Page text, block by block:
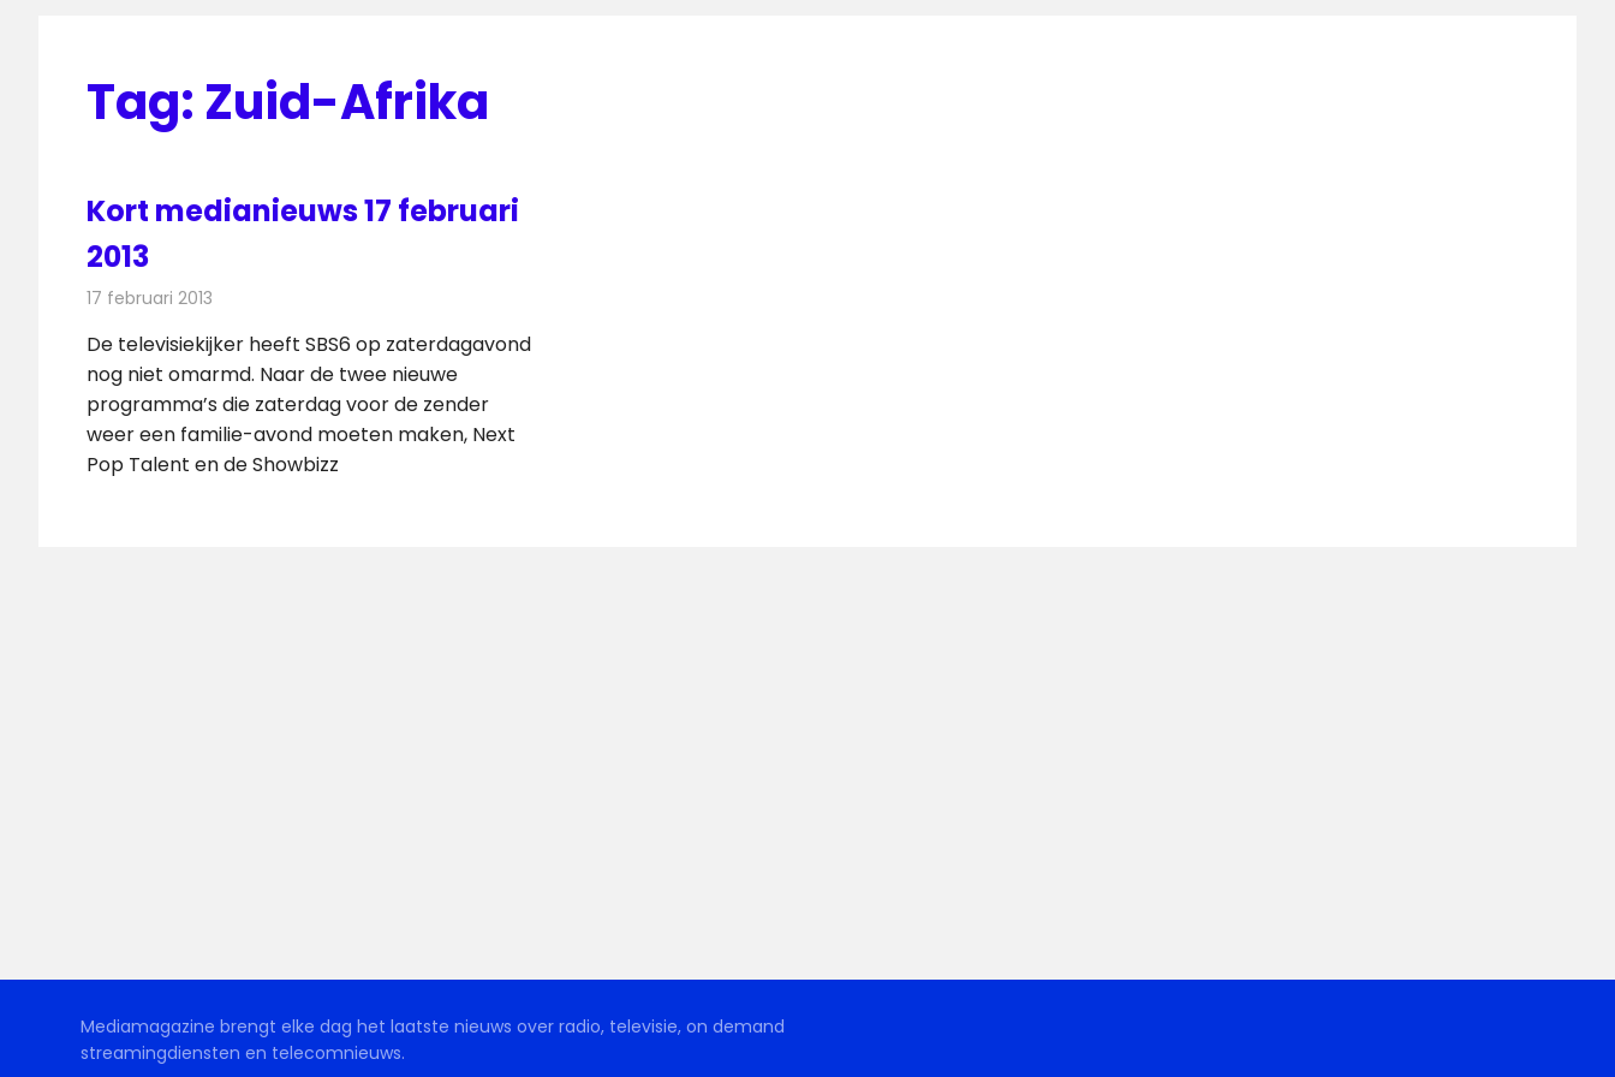
Tag: Zuid-Afrika
Kort medianieuws 17 februari
2013
17 februari 2013
De televisiekijker heeft SBS6 op zaterdagavond
nog niet omarmd. Naar de twee nieuwe
programma’s die zaterdag voor de zender
weer een familie-avond moeten maken, Next
Pop Talent en de Showbizz
Mediamagazine brengt elke dag het laatste nieuws over radio, televisie, on demand
streamingdiensten en telecomnieuws.